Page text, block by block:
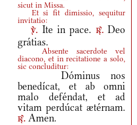
sicut in Missa.
Et si fit dimissio, sequitur
invitatio:
v. Ite in pace. r.Deo
grátias.
Absente sacerdote vel
diacono, et in recitatione a solo,
sic concluditur:
Dóminus nos
benedícat, et ab omni
malo deféndat, et ad
vitam perdúcat ætérnam.
r. Amen.